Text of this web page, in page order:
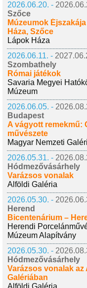
2026.06.20. -
Szőce
Múzeumok
Háza, Szőce
Lápok Háza
2026.06.11. -
Szombathely
Római játékok
Savaria Megyei
Múzeum
2026.06.05. -
Budapest
A vágyott remekmű:
művészete
Magyar Nemzeti
2026.05.31. -
Hódmezővásárhely
Varázsos vonalak
Alföldi Galéria
2026.05.30. -
Herend
Bicentenárium –
Herendi
Múzeum Alapítvány
2026.05.30. -
Hódmezővásárhely
Varázsos vonalak az
Galériában
Alföldi Galéria